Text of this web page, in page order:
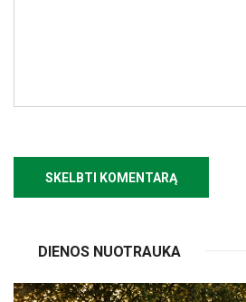
DIENOS NUOTRAUKA